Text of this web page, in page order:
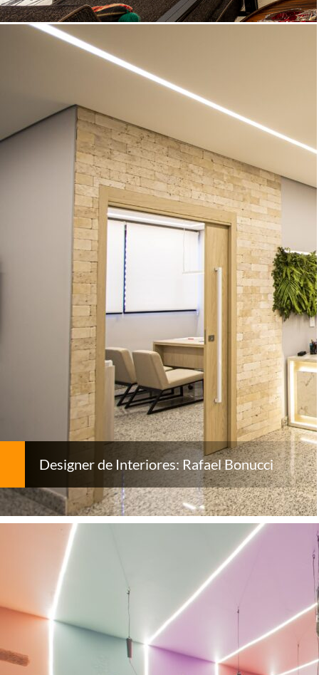
Designer de Interiores: Rafael Bonucci